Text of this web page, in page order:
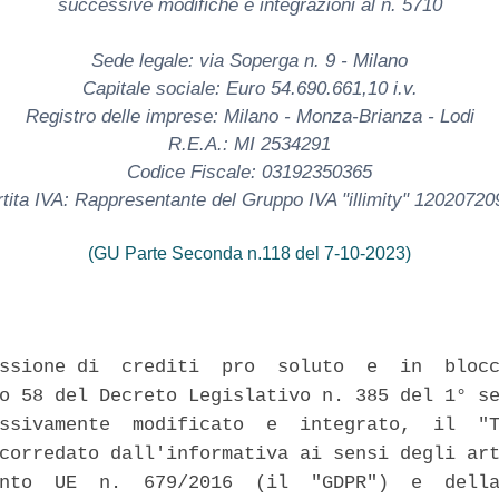
successive modifiche e integrazioni al n. 5710
Sede legale: via Soperga n. 9 - Milano
Capitale sociale: Euro 54.690.661,10 i.v.
Registro delle imprese: Milano - Monza-Brianza - Lodi
R.E.A.: MI 2534291
Codice Fiscale: 03192350365
IVA: Rappresentante del Gruppo IVA "illimity"
(GU Parte Seconda n.118 del 7-10-2023)